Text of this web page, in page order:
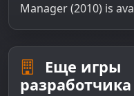
Manager (2010) is
Еще игры